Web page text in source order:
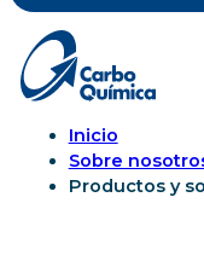
Inicio
Sobre
Productos y